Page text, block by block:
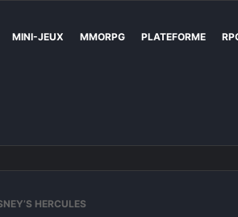
MINI-JEUX MMORPG PLATEFORME
HERCULES